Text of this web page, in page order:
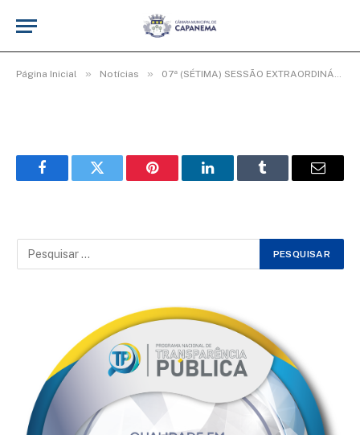
Página Inicial » Notícias » 07ª (SÉTIMA) SESSÃO EXTRAORDINÁRIA DO 3° PERÍODO LEGISLATIVO DA 20ª LEGISLATURA.
(1)
FacebookTwitter Pinterest LinkedInTumblr Email